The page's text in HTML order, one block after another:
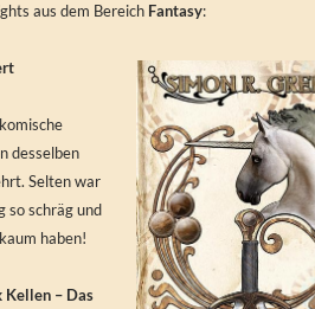
aus dem Bereich Fantasy:
desselben
Selten war
so schräg und
haben!
Kellen – Das